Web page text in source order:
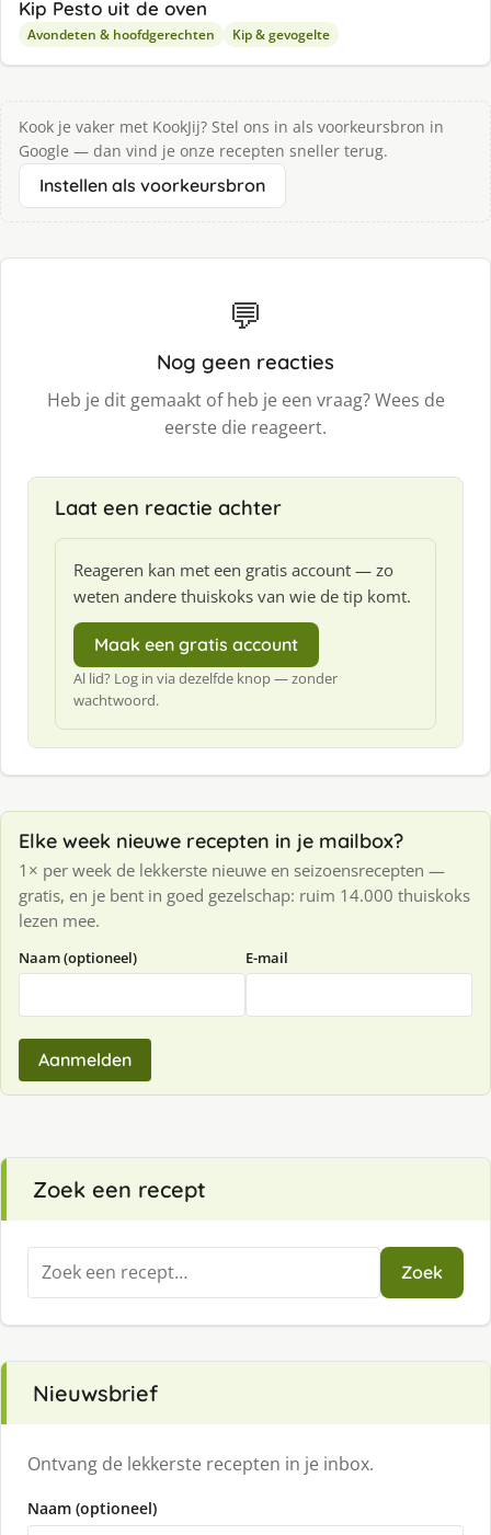
Kip Pesto uit de oven
Avondeten & hoofdgerechten Kip & gevogelte
Kook je vaker met KookJij? Stel ons in als voorkeursbron in
Google — dan vind je onze recepten sneller terug.
Instellen als voorkeursbron
💬
Nog geen reacties
Heb je dit gemaakt of heb je een vraag? Wees de
eerste die reageert.
Laat een reactie achter
Reageren kan met een gratis account — zo
weten andere thuiskoks van wie de tip komt.
Maak een gratis account
Al lid? Log in via dezelfde knop — zonder
wachtwoord.
Elke week nieuwe recepten in je mailbox?
1× per week de lekkerste nieuwe en seizoensrecepten —
gratis, en je bent in goed gezelschap: ruim 14.000 thuiskoks
lezen mee.
Naam (optioneel) E-mail
Aanmelden
Zoek een recept
Zoeken
naar:
Zoek
Nieuwsbrief
Ontvang de lekkerste recepten in je inbox.
Naam (optioneel)